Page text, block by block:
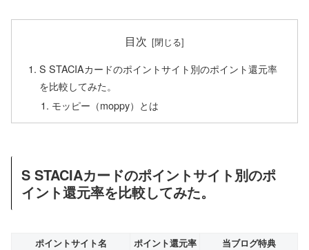
目次
S STACIAカードのポイントサイト別のポイント還元率
を比較してみた。
モッピー（moppy）とは
S STACIAカードのポイントサイト別のポ
イント還元率を比較してみた。
ポイントサイト名 ポイント還元率 当ブログ特典